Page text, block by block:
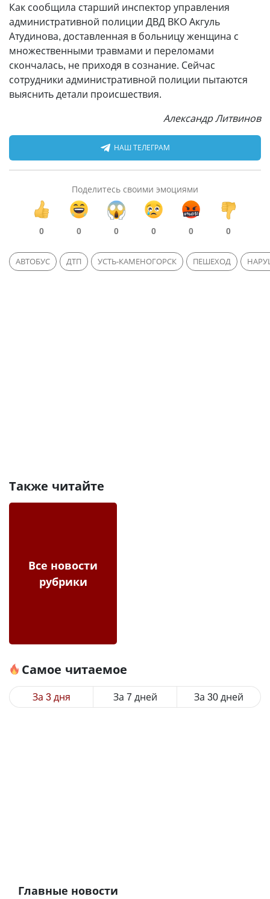
Как сообщила старший инспектор управления
административной полиции ДВД ВКО Акгуль
Атудинова, доставленная в больницу женщина с
множественными травмами и переломами
скончалась, не приходя в сознание. Сейчас
сотрудники административной полиции пытаются
выяснить детали происшествия.
Александр Литвинов
НАШ ТЕЛЕГРАМ
Поделитесь своими эмоциями
0 0 0 0 0 0
АВТОБУС ДТП УСТЬ-КАМЕНОГОРСК ПЕШЕХОД
Также читайте
Все новости
рубрики
Самое читаемое
За 3 дня За 7 дней За 30 дней
Главные новости